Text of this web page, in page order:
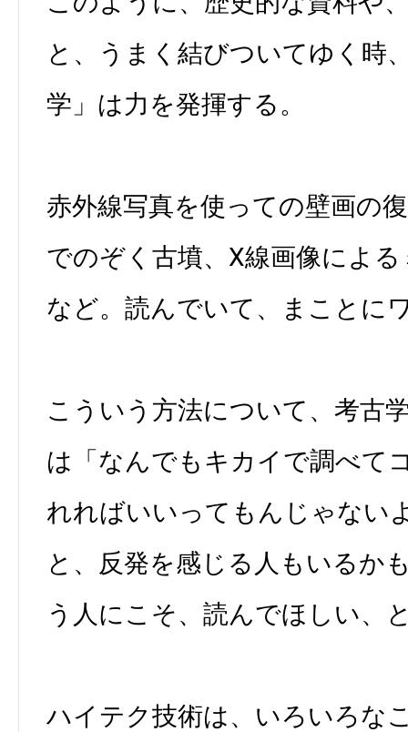
と、うまく結びついてゆく時
学」は力を発揮する。
赤外線写真を使っての壁画の
でのぞく古墳、X線画像によ
など。読んでいて、まことに
こういう方法について、考古
は「なんでもキカイで調べて
れればいいってもんじゃない
と、反発を感じる人もいるか
う人にこそ、読んでほしい、
ハイテク技術は、いろいろな